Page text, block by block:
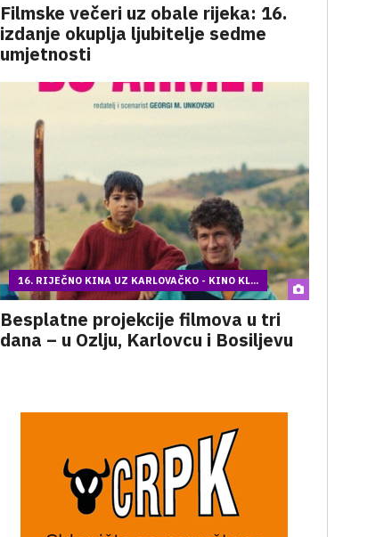
Filmske večeri uz obale rijeka: 16.
izdanje okuplja ljubitelje sedme
umjetnosti
16. RIJEČNO KINA UZ KARLOVAČKO - KINO KL...
Besplatne projekcije filmova u tri
dana – u Ozlju, Karlovcu i Bosiljevu